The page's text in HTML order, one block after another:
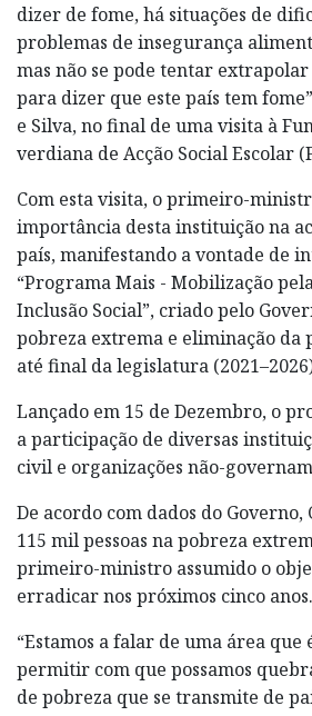
dizer de fome, há situações de
problemas de insegurança
mas não se pode tentar
para dizer que este país tem
e Silva, no final de uma visita à
verdiana de Acção Social Escolar
Com esta visita, o primeiro-
importância desta instituição na
país, manifestando a vontade de
“Programa Mais - Mobilização
Inclusão Social”, criado pelo
pobreza extrema e eliminação da
até final da legislatura
Lançado em 15 de Dezembro, o
a participação de diversas
civil e organizações não-
De acordo com dados do Governo,
115 mil pessoas na pobreza
primeiro-ministro assumido o
erradicar nos próximos cinco anos.
“Estamos a falar de uma área
permitir com que possamos
de pobreza que se transmite de